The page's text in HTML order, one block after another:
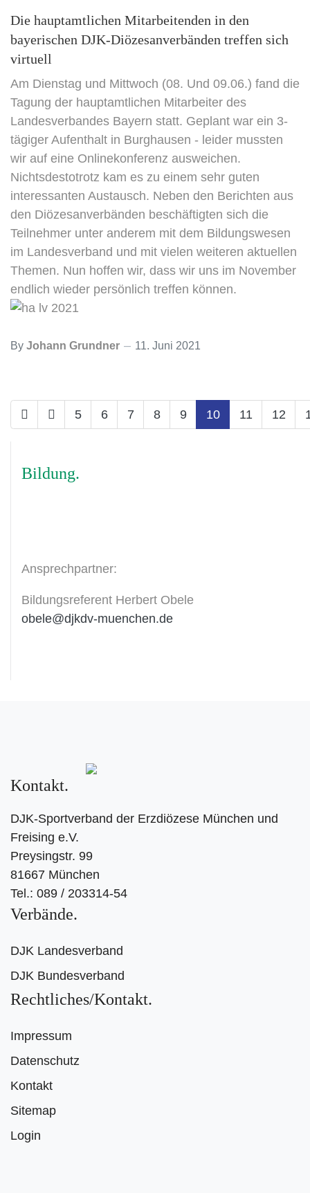
Die hauptamtlichen Mitarbeitenden in den
bayerischen DJK-Diözesanverbänden treffen sich
virtuell
Am Dienstag und Mittwoch (08. Und 09.06.) fand die
Tagung der hauptamtlichen Mitarbeiter des
Landesverbandes Bayern statt. Geplant war ein 3-
tägiger Aufenthalt in Burghausen - leider mussten
wir auf eine Onlinekonferenz ausweichen.
Nichtsdestotrotz kam es zu einem sehr guten
interessanten Austausch. Neben den Berichten aus
den Diözesanverbänden beschäftigten sich die
Teilnehmer unter anderem mit dem Bildungswesen
im Landesverband und mit vielen weiteren aktuellen
Themen. Nun hoffen wir, dass wir uns im November
endlich wieder persönlich treffen können.
By Johann Grundner 11. Juni 2021
5 6 7 8 9 10 11 12
Bildung
Ansprechpartner:
Bildungsreferent Herbert Obele
obele@djkdv-muenchen.de
Kontakt
DJK-Sportverband der Erzdiözese München und
Freising e.V.
Preysingstr. 99
81667 München
Tel.: 089 / 203314-54
Verbände
DJK Landesverband
DJK Bundesverband
Rechtliches/Kontakt
Impressum
Datenschutz
Kontakt
Sitemap
Login